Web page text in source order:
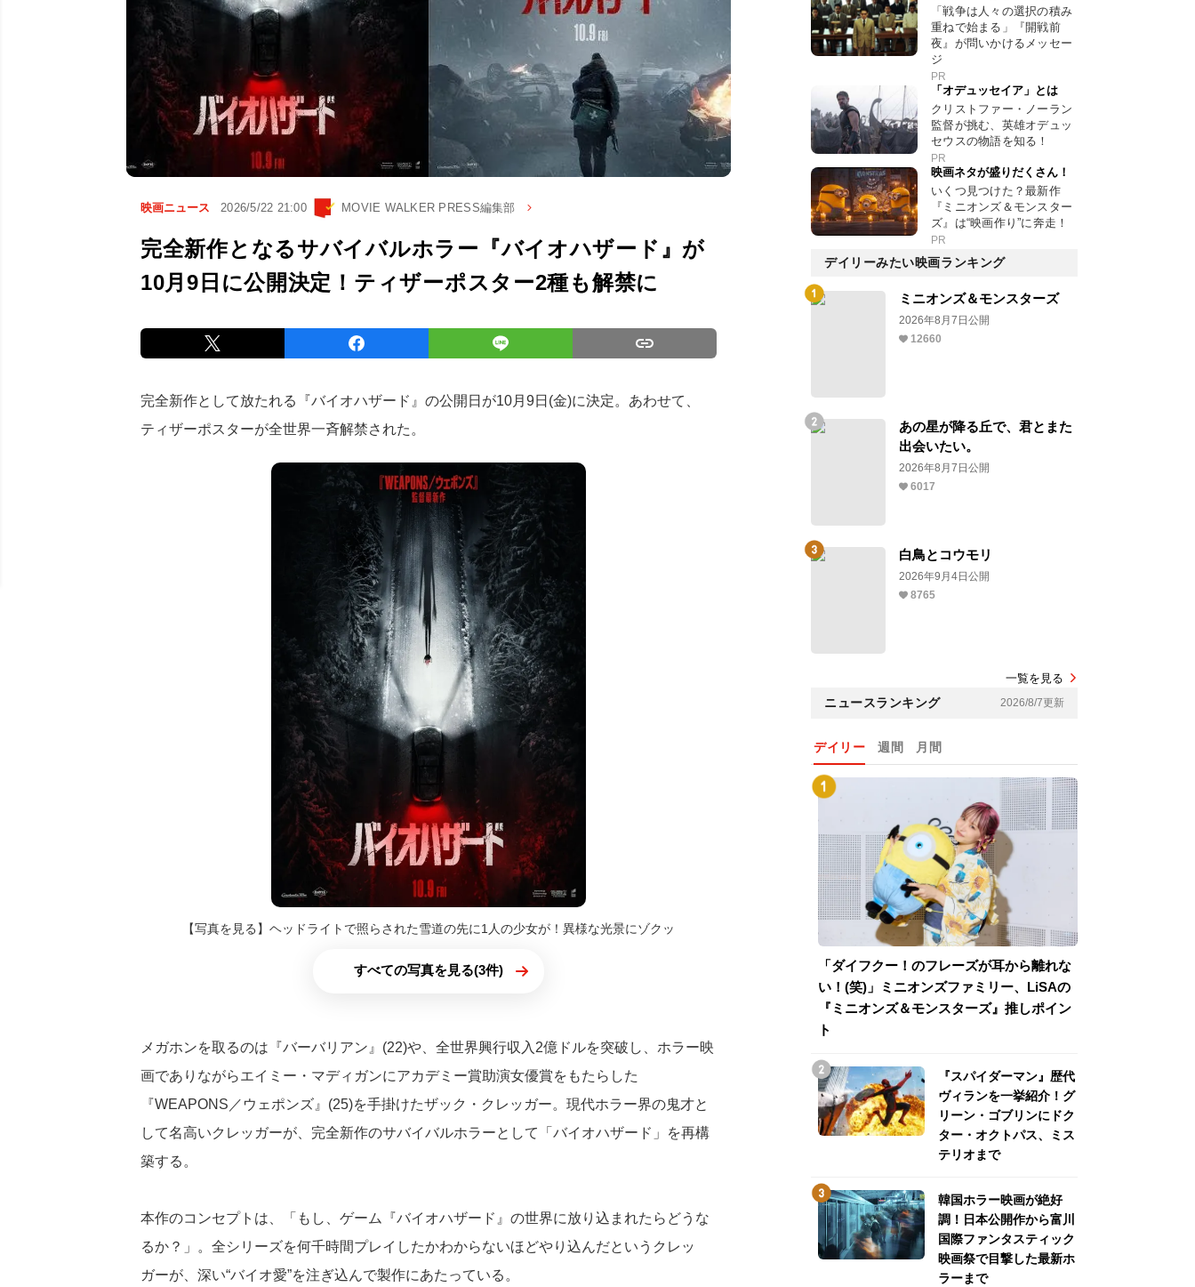
映画ニュース 2026/5/22 21:00 MOVIE WALKER PRESS編集部
完全新作となるサバイバルホラー『バイオハザード』が
10月9日に公開決定！ティザーポスター2種も解禁に
完全新作として放たれる『バイオハザード』の公開日が10月9日(金)に決定。あわせて、
ティザーポスターが全世界一斉解禁された。
【写真を見る】ヘッドライトで照らされた雪道の先に1人の少女が！異様な光景にゾクッ
すべての写真を見る(3件)
メガホンを取るのは『バーバリアン』(22)や、全世界興行収入2億ドルを突破し、ホラー映
画でありながらエイミー・マディガンにアカデミー賞助演女優賞をもたらした
『WEAPONS／ウェポンズ』(25)を手掛けたザック・クレッガー。現代ホラー界の鬼才と
して名高いクレッガーが、完全新作のサバイバルホラーとして「バイオハザード」を再構
築する。
本作のコンセプトは、「もし、ゲーム『バイオハザード』の世界に放り込まれたらどうな
るか？」。全シリーズを何千時間プレイしたかわからないほどやり込んだというクレッ
ガーが、深い“バイオ愛”を注ぎ込んで製作にあたっている。
「戦争は人々の選択の積み
重ねで始まる」『開戦前
夜』が問いかけるメッセー
ジ
PR
「オデュッセイア」とは
クリストファー・ノーラン
監督が挑む、英雄オデュッ
セウスの物語を知る！
PR
映画ネタが盛りだくさん！
いくつ見つけた？最新作
『ミニオンズ＆モンスター
ズ』は“映画作り”に奔走！
PR
デイリーみたい映画ランキング
ミニオンズ＆モンスターズ
2026年8月7日公開
12660
あの星が降る丘で、君とまた
出会いたい。
2026年8月7日公開
6017
白鳥とコウモリ
2026年9月4日公開
8765
一覧を見る
ニュースランキング 2026/8/7更新
デイリー 週間 月間
「ダイフクー！のフレーズが耳から離れな
い！(笑)」ミニオンズファミリー、LiSAの
『ミニオンズ＆モンスターズ』推しポイン
ト
『スパイダーマン』歴代
ヴィランを一挙紹介！グ
リーン・ゴブリンにドク
ター・オクトパス、ミス
テリオまで
韓国ホラー映画が絶好
調！日本公開作から富川
国際ファンタスティック
映画祭で目撃した最新ホ
ラーまで